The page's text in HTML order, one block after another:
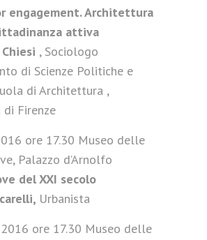
engagement. Architettura
attiva
, Sociologo
di Scienze Politiche e
di Architettura ,
di Firenze
ore 17.30 Museo delle
Palazzo d’Arnolfo
del XXI secolo
Urbanista
ore 17.30 Museo delle